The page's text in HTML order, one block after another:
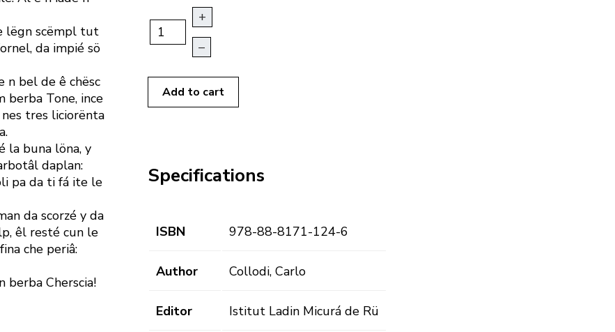
lëgn scëmpl tut
da impié sö
n bel de ê chësc
Tone, ince
nes tres liciorënta
la buna löna, y
daplan:
pa da ti fá ite le
da scorzé y da
êl resté cun le
che periâ:
berba Cherscia!
+
–
Add to cart
Specifications
ISBN 978-88-8171-124-6
Author Collodi, Carlo
Editor Istitut Ladin Micurá de Rü